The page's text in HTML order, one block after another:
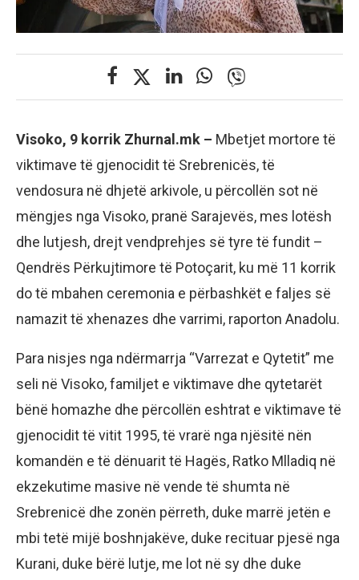
Visoko, 9 korrik Zhurnal.mk – Mbetjet mortore të
viktimave të gjenocidit të Srebrenicës, të
vendosura në dhjetë arkivole, u përcollën sot në
mëngjes nga Visoko, pranë Sarajevës, mes lotësh
dhe lutjesh, drejt vendprehjes së tyre të fundit –
Qendrës Përkujtimore të Potoçarit, ku më 11 korrik
do të mbahen ceremonia e përbashkët e faljes së
namazit të xhenazes dhe varrimi, raporton Anadolu.
Para nisjes nga ndërmarrja “Varrezat e Qytetit” me
seli në Visoko, familjet e viktimave dhe qytetarët
bënë homazhe dhe përcollën eshtrat e viktimave të
gjenocidit të vitit 1995, të vrarë nga njësitë nën
komandën e të dënuarit të Hagës, Ratko Mlladiq në
ekzekutime masive në vende të shumta në
Srebrenicë dhe zonën përreth, duke marrë jetën e
mbi tetë mijë boshnjakëve, duke recituar pjesë nga
Kurani, duke bërë lutje, me lot në sy dhe duke